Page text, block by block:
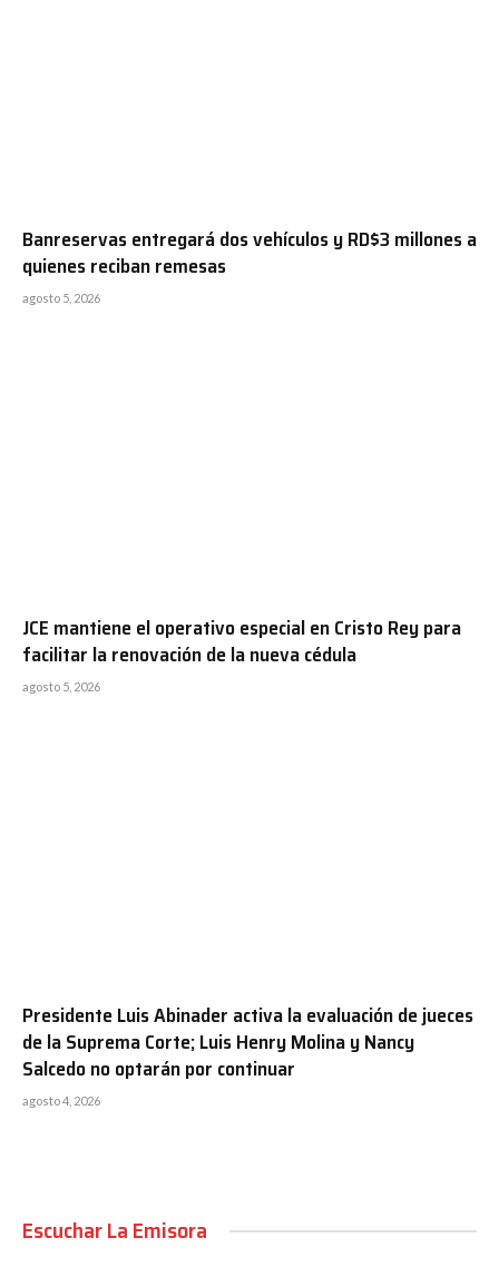
Banreservas entregará dos vehículos y RD$3 millones a
quienes reciban remesas
agosto 5, 2026
JCE mantiene el operativo especial en Cristo Rey para
facilitar la renovación de la nueva cédula
agosto 5, 2026
Presidente Luis Abinader activa la evaluación de jueces
de la Suprema Corte; Luis Henry Molina y Nancy
Salcedo no optarán por continuar
agosto 4, 2026
Escuchar La Emisora